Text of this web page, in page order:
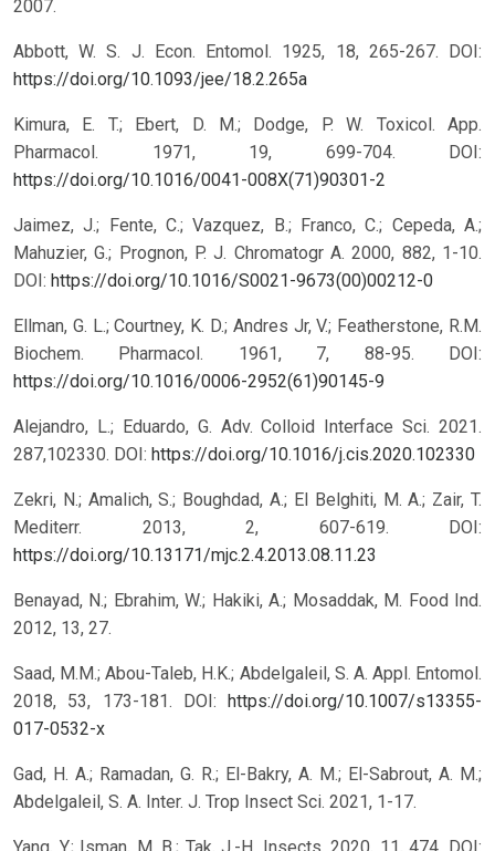
2007.
Abbott, W. S. J. Econ. Entomol. 1925, 18, 265-267. DOI:
https://doi.org/10.1093/jee/18.2.265a
Kimura, E. T.; Ebert, D. M.; Dodge, P. W. Toxicol. App.
Pharmacol. 1971, 19, 699-704. DOI:
https://doi.org/10.1016/0041-008X(71)90301-2
Jaimez, J.; Fente, C.; Vazquez, B.; Franco, C.; Cepeda, A.;
Mahuzier, G.; Prognon, P. J. Chromatogr A. 2000, 882, 1-10.
DOI: https://doi.org/10.1016/S0021-9673(00)00212-0
Ellman, G. L.; Courtney, K. D.; Andres Jr, V.; Featherstone, R.M.
Biochem. Pharmacol. 1961, 7, 88-95. DOI:
https://doi.org/10.1016/0006-2952(61)90145-9
Alejandro, L.; Eduardo, G. Adv. Colloid Interface Sci. 2021.
287,102330. DOI: https://doi.org/10.1016/j.cis.2020.102330
Zekri, N.; Amalich, S.; Boughdad, A.; El Belghiti, M. A.; Zair, T.
Mediterr. 2013, 2, 607-619. DOI:
https://doi.org/10.13171/mjc.2.4.2013.08.11.23
Benayad, N.; Ebrahim, W.; Hakiki, A.; Mosaddak, M. Food Ind.
2012, 13, 27.
Saad, M.M.; Abou-Taleb, H.K.; Abdelgaleil, S. A. Appl. Entomol.
2018, 53, 173-181. DOI: https://doi.org/10.1007/s13355-
017-0532-x
Gad, H. A.; Ramadan, G. R.; El-Bakry, A. M.; El-Sabrout, A. M.;
Abdelgaleil, S. A. Inter. J. Trop Insect Sci. 2021, 1-17.
Yang, Y.; Isman, M. B.; Tak, J.-H. Insects. 2020, 11, 474. DOI: